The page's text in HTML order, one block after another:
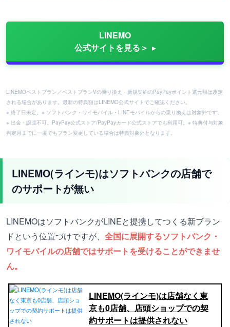
LINEMO
公式サイトを見る＞
LINEMOベストプラン／ベストプランVの乗り換え・新規契約のPayPayポイント還元額は改定
される場合があります。最新の特典額はLINEMO公式サイトでご確認ください。
※ 終了日未定。※ ソフトバンク・ワイモバイル・LINEモバイルからの乗り換えは対象外です。
※ 出金・譲渡不可。PayPay公式ストア/PayPayカード公式ストアでも利用可。※ 特典付与対象
判定月までに一度でもプラン変更している場合は特典対象外となります。
LINEMO(ラインモ)はソフトバンクの店舗で
のサポートが無い
LINEMOはソフトバンクがLINEと提携してつくる新ブラン
ドという位置づけですが、 全国に展開するソフトバンク・
ワイモバイルの店舗ではサポートを受けることができませ
ん。
LINEMO(ラインモ)は店舗なく東
京も0店舗、店頭ショップでの契
約サポートは提供されない